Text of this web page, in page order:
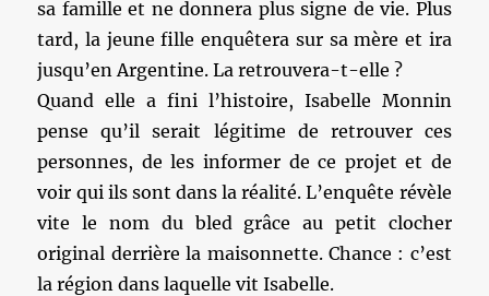
sa famille et ne donnera plus signe de vie. Plus
tard, la jeune fille enquêtera sur sa mère et ira
jusqu’en Argentine. La retrouvera-t-elle ?
Quand elle a fini l’histoire, Isabelle Monnin
pense qu’il serait légitime de retrouver ces
personnes, de les informer de ce projet et de
voir qui ils sont dans la réalité. L’enquête révèle
vite le nom du bled grâce au petit clocher
original derrière la maisonnette. Chance : c’est
la région dans laquelle vit Isabelle.